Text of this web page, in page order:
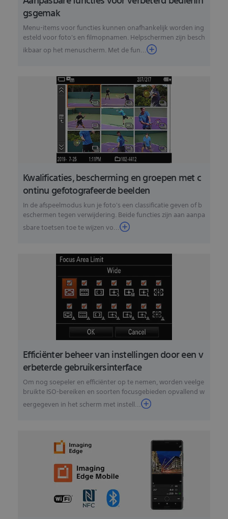
gsgemak
Menu-items voor functies kunnen onafhankelijk worden ing
esteld voor foto's en filmopnamen. Helpschermen zijn besch
ikbaar op het menuscherm. Met de fun...
Kwalificaties, bescherming en groepen met c
ontinu gefotografeerde beelden
In de afspeelmodus kun je foto's een classificatie geven of b
eschermen tegen verwijdering. Beide functies zijn aan aanpa
sbare toetsen toe te wijzen vo...
Efficiënter beheer van instellingen door een v
erbeterde gebruikersinterface
Om nog soepeler en efficiënter op te nemen, worden veelge
bruikte ISO-bereiken en soorten focusgebieden opvallend w
eergegeven in het scherm met instell...